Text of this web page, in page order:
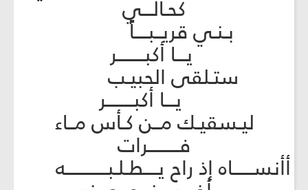
كحـالـــي
بـنـي قريــبــــاً
يـــا أكبــــــــر
ستـلقى الحبيـب
يـــا أكبــــــــر
ليـسقيـك مــن كـأس مــاء
فـــــــــرات
أأنســــــاه إذ راح يــــطـلـبــــــــــــه